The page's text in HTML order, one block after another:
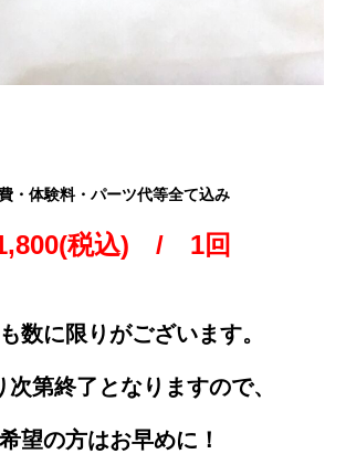
・体験料・パーツ代等全て込み
税込) / 1回
数に限りがございます。
次第終了となりますので、
望の方はお早めに！